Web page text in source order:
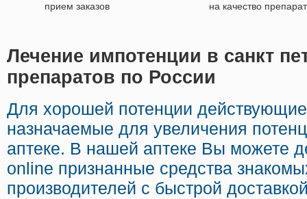
прием заказов на качество
Лечение импотенции в санкт
препаратов по России
Для хорошей потенции
назначаемые для увеличения
аптеке. В нашей аптеке Вы можете
online признанные средства
производителей с быстрой